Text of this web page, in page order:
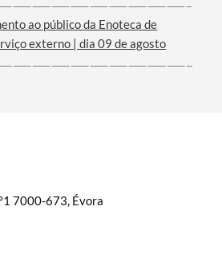
ao público da Enoteca de
externo | dia 09 de agosto
7000-673, Évora